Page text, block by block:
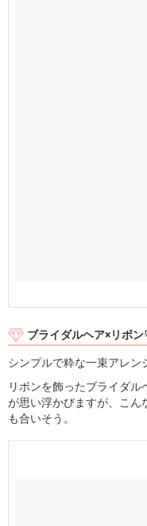
ブライダルヘア×リボ
シンプルで粋な一束アレン
リボンを飾ったブライダ
が思い浮かびますが、こん
も合いそう。